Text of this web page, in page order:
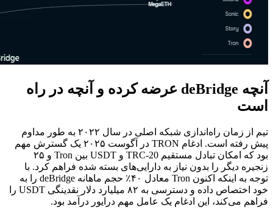
آنچه deBridge عرضه کرده و آنچه در راه
است
تیم از زمان راه‌اندازی شبکه اصلی در سال ۲۰۲۲ به طور مداوم
پیش رفته است. ادغام TRON در آگوست ۲۰۲۵ یک گسترش مهم
بود که امکان تبادل مستقیم TRC-20 و USDT بین Tron و ۲۵
زنجیره دیگر را بدون نیاز به دارایی‌های بسته شده فراهم کرد. با
توجه به اینکه اکنون Tron معادل ۴۰٪ حجم ماهانه deBridge را به
خود اختصاص داده و دسترسی به ۸۲ میلیارد دلار نقدینگی USDT را
فراهم می‌کند، این ادغام یک عامل مهم درایور درآمد بود.